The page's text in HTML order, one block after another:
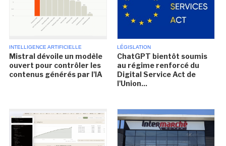
INTELLIGENCE ARTIFICIELLE
Mistral dévoile un modèle
ouvert pour contrôler les
contenus générés par l'IA
LÉGISLATION
ChatGPT bientôt soumis
au régime renforcé du
Digital Service Act de
l'Union...